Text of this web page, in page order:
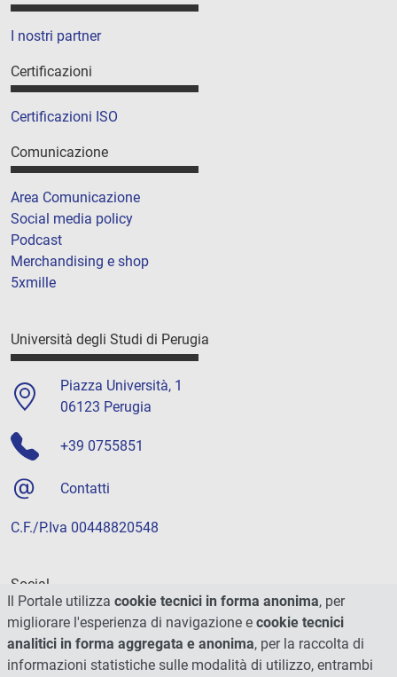
I nostri partner
Certificazioni
Certificazioni ISO
Comunicazione
Area Comunicazione
Social media policy
Podcast
Merchandising e shop
5xmille
Università degli Studi di Perugia
Piazza Università, 1
06123 Perugia
+39 0755851
Contatti
C.F./P.Iva 00448820548
Social
Il Portale utilizza cookie tecnici in forma anonima, per
migliorare l'esperienza di navigazione e cookie tecnici
analitici in forma aggregata e anonima, per la raccolta di
informazioni statistiche sulle modalità di utilizzo, entrambi